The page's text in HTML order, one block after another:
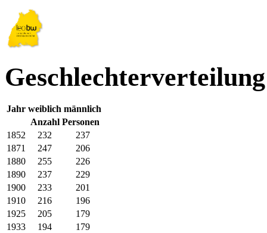
Jahr weiblich männlich
Anzahl Personen
1852
232
237
1871
247
206
1880
255
226
1890
237
229
1900
233
201
1910
216
196
1925
205
179
1933
194
179